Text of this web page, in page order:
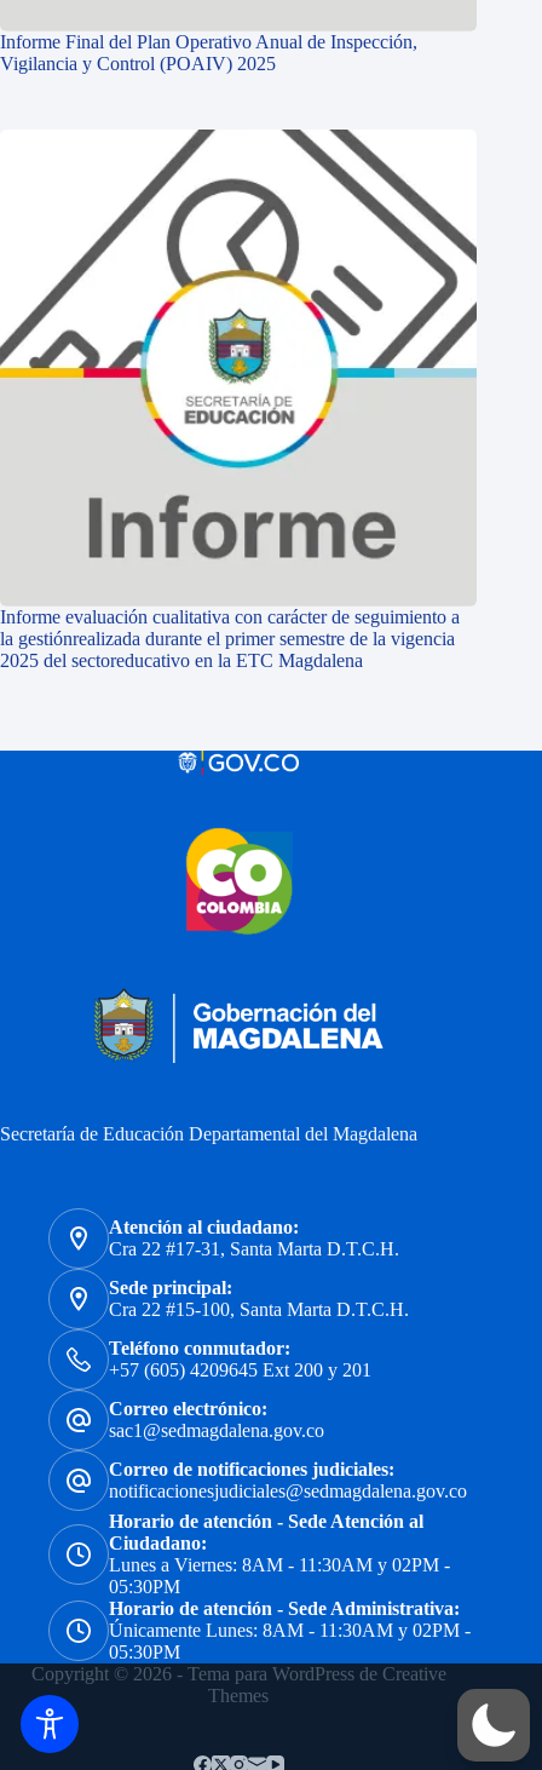
Informe Final del Plan Operativo Anual de Inspección,
Vigilancia y Control (POAIV) 2025
Informe evaluación cualitativa con carácter de seguimiento a
la gestiónrealizada durante el primer semestre de la vigencia
2025 del sectoreducativo en la ETC Magdalena
Secretaría de Educación Departamental del Magdalena
Atención al ciudadano:
Cra 22 #17-31, Santa Marta D.T.C.H.
Sede principal:
Cra 22 #15-100, Santa Marta D.T.C.H.
Teléfono conmutador:
+57 (605) 4209645 Ext 200 y 201
Correo electrónico:
sac1@sedmagdalena.gov.co
Correo de notificaciones judiciales:
notificacionesjudiciales@sedmagdalena.gov.co
Horario de atención - Sede Atención al
Ciudadano:
Lunes a Viernes: 8AM - 11:30AM y 02PM -
05:30PM
Horario de atención - Sede Administrativa:
Únicamente Lunes: 8AM - 11:30AM y 02PM -
05:30PM
Copyright © 2026 - Tema para WordPress de Creative
Themes